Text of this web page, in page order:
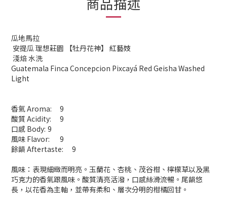
瓜地馬拉
安提瓜 理想莊園 【牡丹花神】 紅藝妓
淺焙 水洗
Guatemala Finca Concepcion Pixcayá Red Geisha Washed
Light
香氣 Aroma:
9
酸質 Acidity:
9
口感 Body: 9
風味 Flavor:
9
餘韻 Aftertaste:
9
風味：表現細緻而明亮。玉蘭花、杏桃、茂谷柑、檸檬草以及黑
巧克力的香氣跟風味。酸質清亮活潑，口感絲滑流暢。尾韻悠
長，以花香為主軸，並帶有柔和、層次分明的柑橘回甘。